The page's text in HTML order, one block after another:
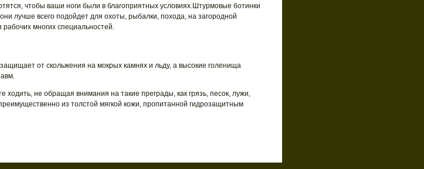
чтобы ваши ноги были в благоприятных условиях.Штурмовые ботинки
лучше всего подойдет для охоты, рыбалки, похода, на загородной
многих специальностей.
от скольжения на мокрых камнях и льду, а высокие голенища
не обращая внимания на такие преграды, как грязь, песок, лужи,
из толстой мягкой кожи, пропитанной гидрозащитным